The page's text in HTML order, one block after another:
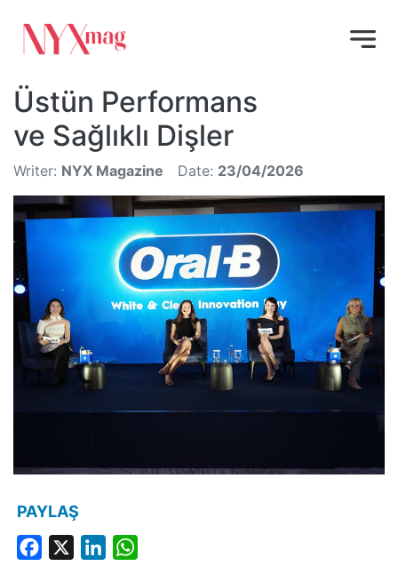
Üstün Performans
ve Sağlıklı Dişler
Writer: NYX Magazine Date: 23/04/2026
PAYLAŞ
Facebook LinkedIn